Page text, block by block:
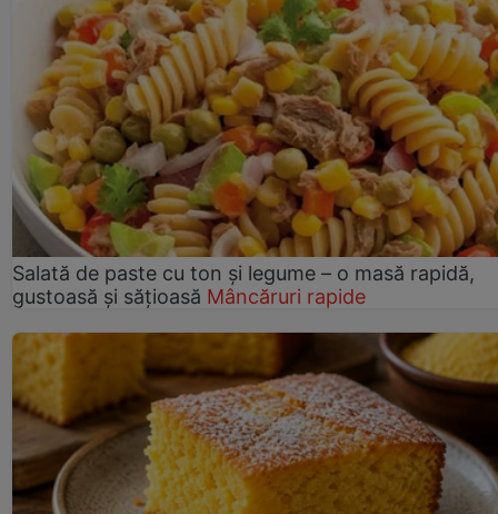
Salată de paste cu ton și legume – o masă rapidă,
gustoasă și sățioasă Mâncăruri rapide